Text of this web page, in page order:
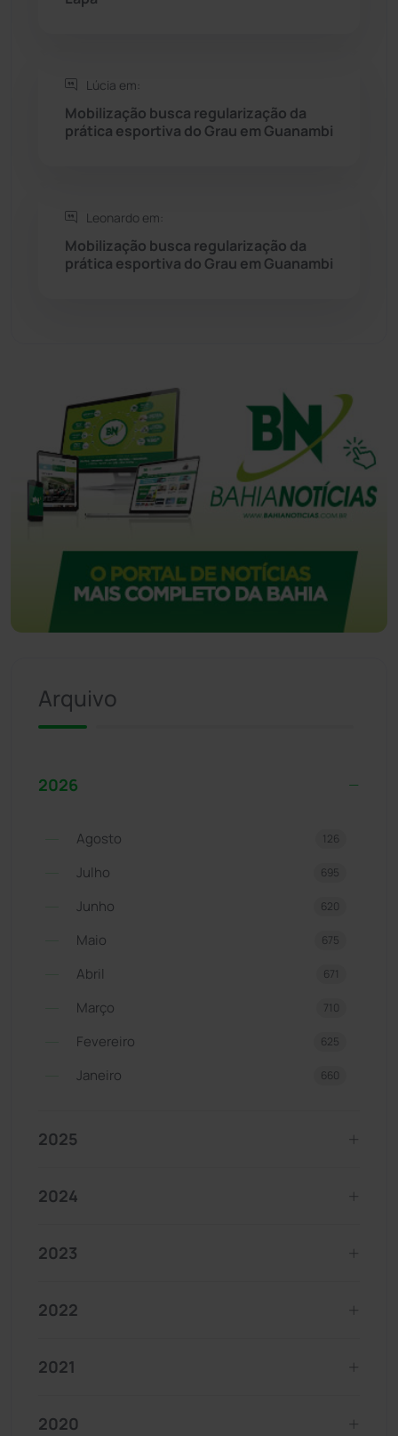
Sudoeste Baiano
Tanhaçu (425)
Lúcia em:
Mobilização busca regularização da
prática esportiva do Grau em Guanambi
Leonardo em:
Mobilização busca regularização da
prática esportiva do Grau em Guanambi
Arquivo
2026
Agosto 126
Julho 695
Junho 620
Maio 675
Abril 671
Março 710
Fevereiro 625
Janeiro 660
2025
2024
2023
2022
2021
2020